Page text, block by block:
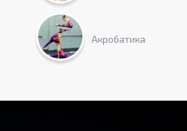
Акробатика